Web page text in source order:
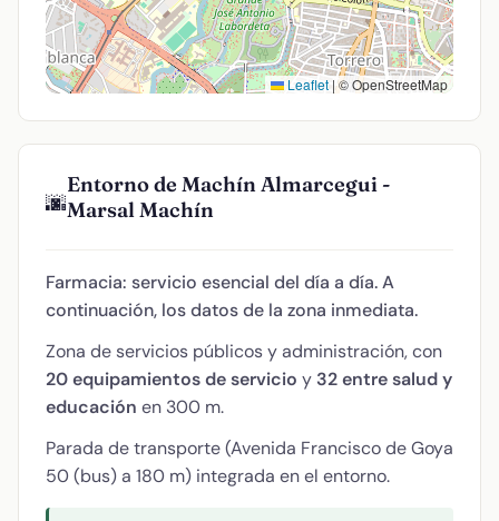
Leaflet |© OpenStreetMap
🌆
Entorno de Machín Almarcegui -
Marsal Machín
Farmacia: servicio esencial del día a día. A
continuación, los datos de la zona inmediata.
Zona de servicios públicos y administración, con
20 equipamientos de servicio y 32 entre salud y
educación en 300 m.
Parada de transporte (Avenida Francisco de Goya
50 (bus) a 180 m) integrada en el entorno.